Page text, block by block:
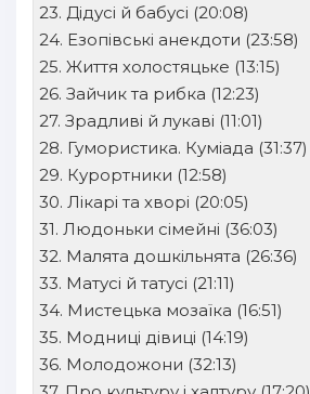
33
34
35
36
37
39
40
41
42
23. Дідусі й бабусі (20:08)
24. Езопівські анекдоти (23:58)
25. Життя холостяцьке (13:15)
26. Зайчик та рибка (12:23)
27. Зрадливі й лукаві (11:01)
28. Гумористика. Куміада (31:37)
29. Курортники (12:58)
30. Лікарі та хворі (20:05)
31. Людоньки сімейні (36:03)
32. Малята дошкільнята (26:36)
33. Матусі й татусі (21:11)
34. Мистецька мозаїка (16:51)
35. Модниці дівиці (14:19)
36. Молодожони (32:13)